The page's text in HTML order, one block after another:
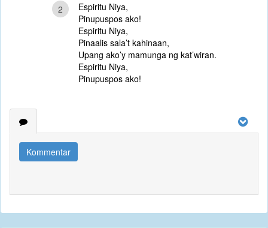
2
Espiritu Niya,
Pinupuspos ako!
Espiritu Niya,
Pinaalis sala’t kahinaan,
Upang ako’y mamunga ng kat’wiran.
Espiritu Niya,
Pinupuspos ako!
Kommentar